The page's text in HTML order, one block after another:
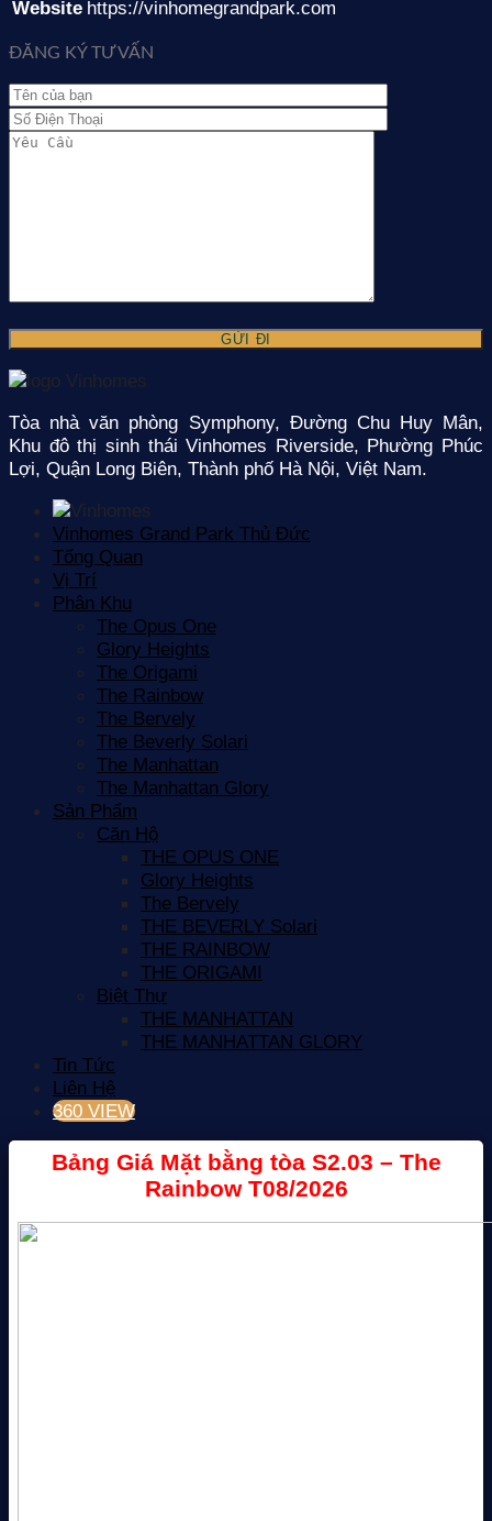
Website https://vinhomegrandpark.com
ĐĂNG KÝ TƯ VẤN
Tòa nhà văn phòng Symphony, Đường Chu Huy Mân,
Khu đô thị sinh thái Vinhomes Riverside, Phường Phúc
Lợi, Quận Long Biên, Thành phố Hà Nội, Việt Nam.
Vinhomes Grand Park Thủ Đức
Tổng Quan
Vị Trí
Phân Khu
The Opus One
Glory Heights
The Origami
The Rainbow
The Bervely
The Beverly Solari
The Manhattan
The Manhattan Glory
Sản Phẩm
Căn Hộ
THE OPUS ONE
Glory Heights
The Bervely
THE BEVERLY Solari
THE RAINBOW
THE ORIGAMI
Biệt Thự
THE MANHATTAN
THE MANHATTAN GLORY
Tin Tức
Liên Hệ
360 VIEW
Bảng Giá Mặt bằng tòa S2.03 – The
Rainbow T08/2026